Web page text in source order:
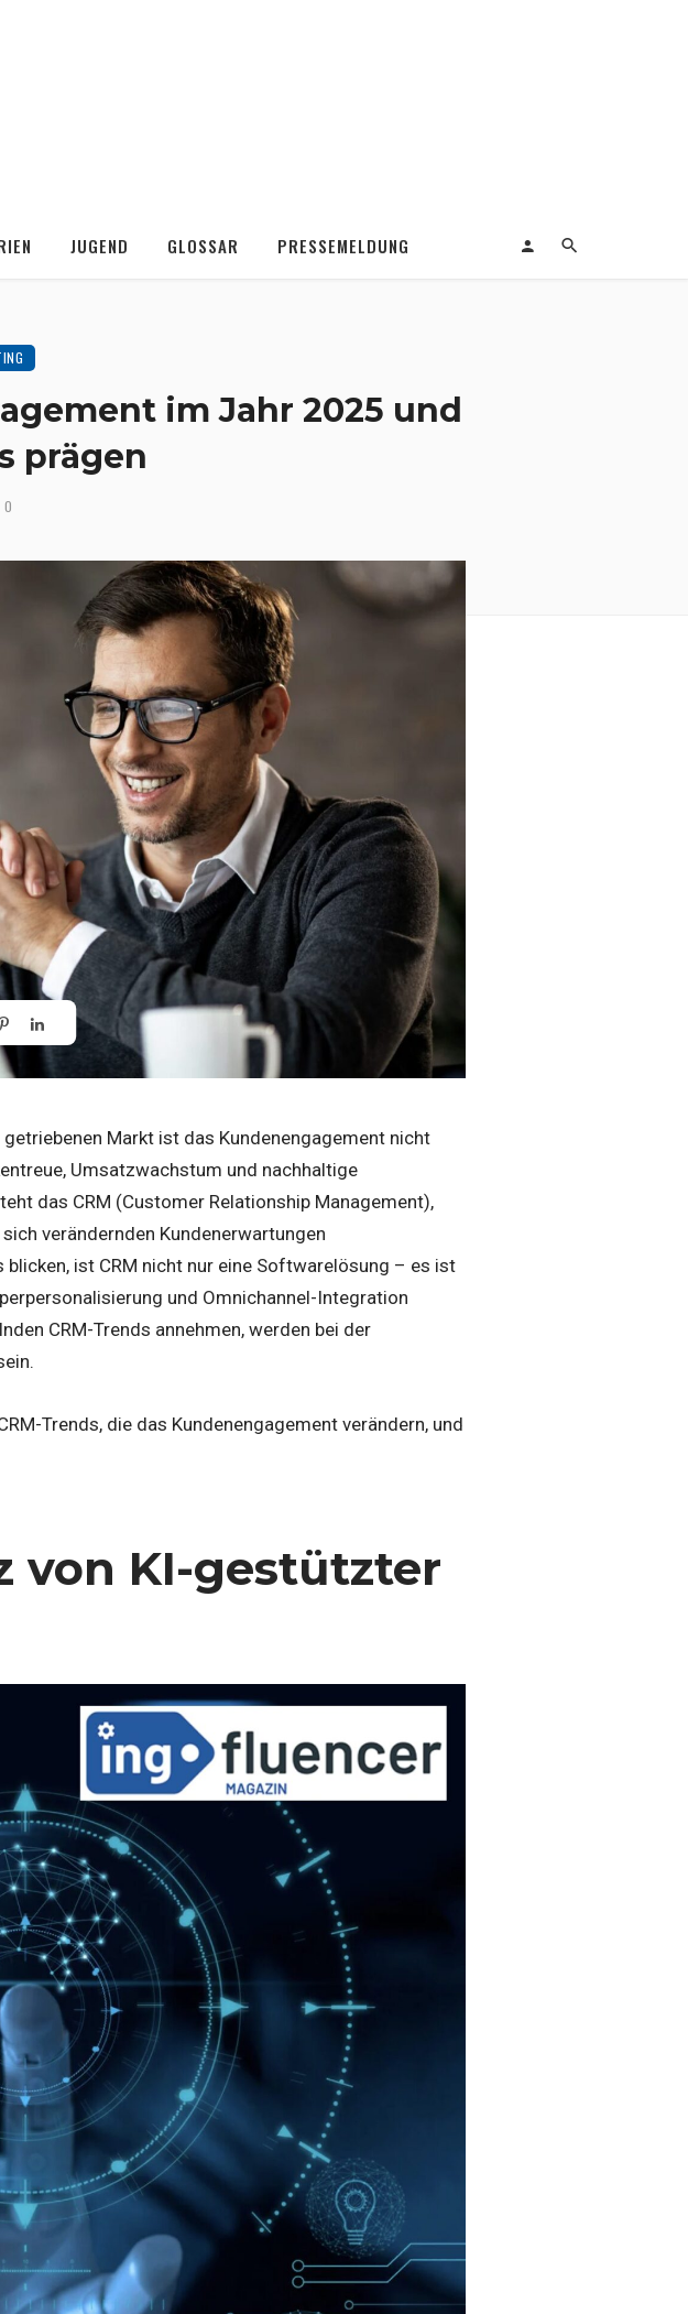
JUGEND GLOSSAR PRESSEMELDUNG
im Jahr 2025 und
prägen
0
Markt ist das Kundenengagement nicht
Umsatzwachstum und nachhaltige
das CRM (Customer Relationship Management),
verändernden Kundenerwartungen
ist CRM nicht nur eine Softwarelösung – es ist
und Omnichannel-Integration
CRM-Trends annehmen, werden bei der
Trends, die das Kundenengagement verändern, und
von KI-gestützter